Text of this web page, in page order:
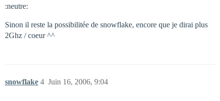
:neutre:
Sinon il reste la possibilitée de snowflake, encore que je dirai plus
2Ghz / coeur ^^
snowflake Juin 16, 2006, 9:04
4